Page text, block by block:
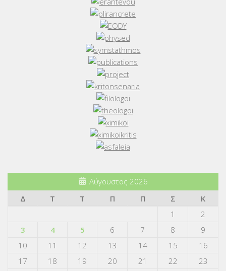
Αύγουστος 2026
Δ
Τ Τ Π Π Σ
Κ
1
2
3
4 5 6 7 8
9
10
11 12 13 14 15
16
17
18 19 20 21 22
23